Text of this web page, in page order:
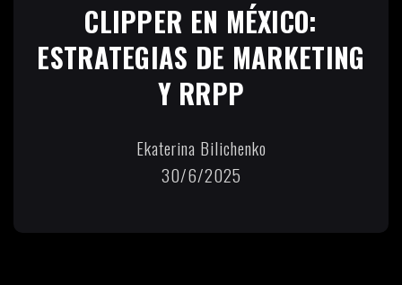
CLIPPER EN MÉXICO:
ESTRATEGIAS DE MARKETING
Y RRPP
Ekaterina Bilichenko
30/6/2025